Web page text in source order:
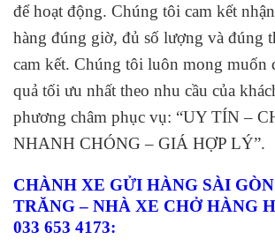
để hoạt động. Chúng tôi cam kết
hàng đúng giờ, đủ số lượng và đúng
cam kết. Chúng tôi luôn mong muốn
quả tối ưu nhất theo nhu cầu của
phương châm phục vụ: “UY TÍN –
NHANH CHÓNG – GIÁ HỢP LÝ”.
CHÀNH XE GỬI HÀNG SÀI
TRĂNG– NHÀ XE CHỞ HÀNG
033 653 4173: